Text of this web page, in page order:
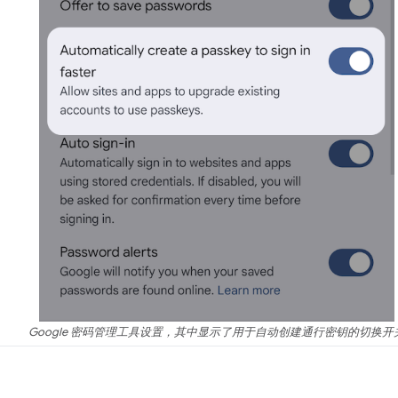
Google 密码管理工具设置，其中显示了用于自动创建通行密钥的切换开